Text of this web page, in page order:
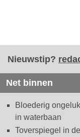
Nieuwstip?
Net binnen
Bloederig
in waterbaan
Toverspiegel in